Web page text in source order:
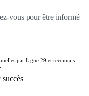
vous pour être informé
par Ligne 29 et reconnais
.
succès